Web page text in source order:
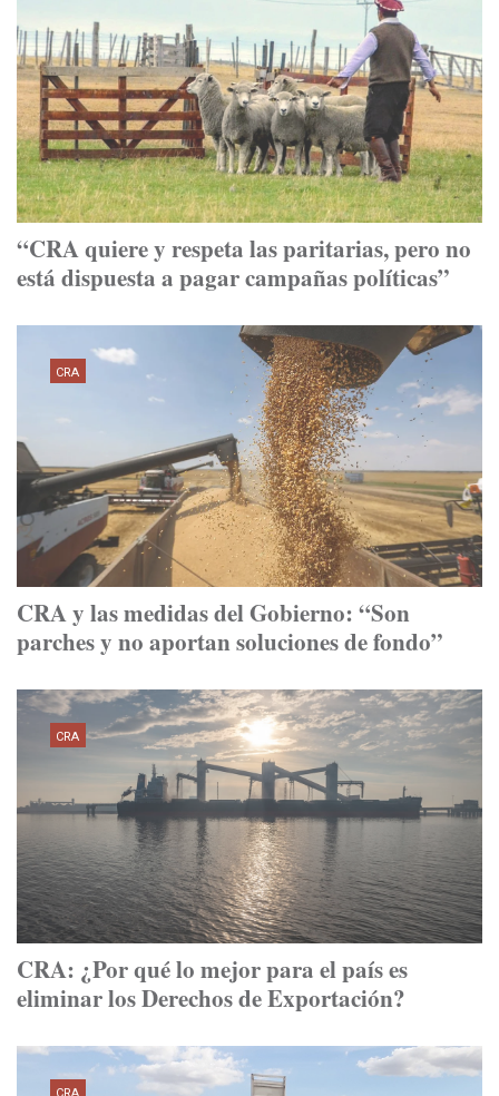
“CRA quiere y respeta las paritarias, pero no
está dispuesta a pagar campañas políticas”
CRA
CRA y las medidas del Gobierno: “Son
parches y no aportan soluciones de fondo”
CRA
CRA: ¿Por qué lo mejor para el país es
eliminar los Derechos de Exportación?
CRA